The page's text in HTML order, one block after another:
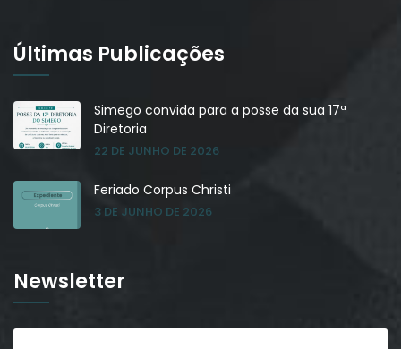
Últimas Publicações
Simego convida para a posse da sua 17ª
Diretoria
22 DE JUNHO DE 2026
Feriado Corpus Christi
3 DE JUNHO DE 2026
Newsletter